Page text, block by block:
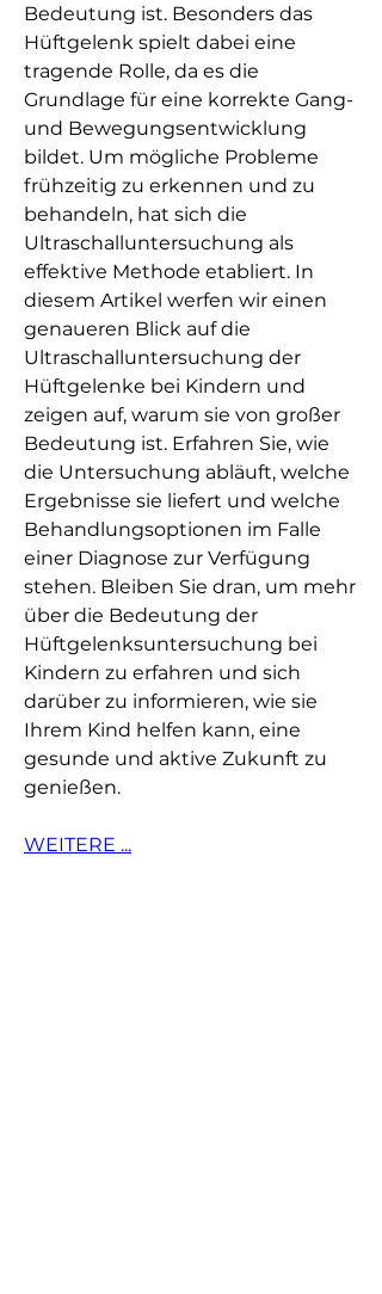
Bedeutung ist. Besonders das
Hüftgelenk spielt dabei eine
tragende Rolle, da es die
Grundlage für eine korrekte Gang-
und Bewegungsentwicklung
bildet. Um mögliche Probleme
frühzeitig zu erkennen und zu
behandeln, hat sich die
Ultraschalluntersuchung als
effektive Methode etabliert. In
diesem Artikel werfen wir einen
genaueren Blick auf die
Ultraschalluntersuchung der
Hüftgelenke bei Kindern und
zeigen auf, warum sie von großer
Bedeutung ist. Erfahren Sie, wie
die Untersuchung abläuft, welche
Ergebnisse sie liefert und welche
Behandlungsoptionen im Falle
einer Diagnose zur Verfügung
stehen. Bleiben Sie dran, um mehr
über die Bedeutung der
Hüftgelenksuntersuchung bei
Kindern zu erfahren und sich
darüber zu informieren, wie sie
Ihrem Kind helfen kann, eine
gesunde und aktive Zukunft zu
genießen.
WEITERE ...